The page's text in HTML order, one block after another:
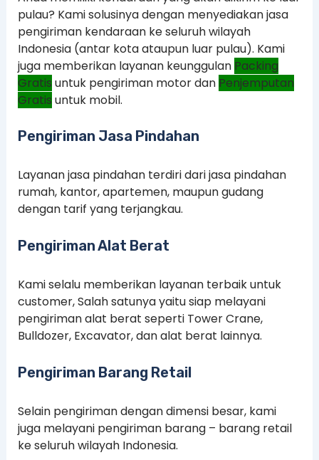
pulau? Kami solusinya dengan menyediakan jasa
pengiriman kendaraan ke seluruh wilayah
Indonesia (antar kota ataupun luar pulau). Kami
juga memberikan layanan keunggulan Packing
Gratis untuk pengiriman motor dan Penjemputan
Gratis untuk mobil.
Pengiriman Jasa Pindahan
Layanan jasa pindahan terdiri dari jasa pindahan
rumah, kantor, apartemen, maupun gudang
dengan tarif yang terjangkau.
Pengiriman Alat Berat
Kami selalu memberikan layanan terbaik untuk
customer, Salah satunya yaitu siap melayani
pengiriman alat berat seperti Tower Crane,
Bulldozer, Excavator, dan alat berat lainnya.
Pengiriman Barang Retail
Selain pengiriman dengan dimensi besar, kami
juga melayani pengiriman barang – barang retail
ke seluruh wilayah Indonesia.